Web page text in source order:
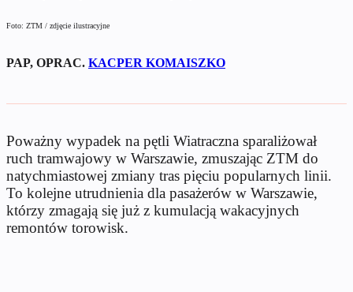
Foto: ZTM / zdjęcie ilustracyjne
PAP, OPRAC. KACPER KOMAISZKO
Poważny wypadek na pętli Wiatraczna sparaliżował
ruch tramwajowy w Warszawie, zmuszając ZTM do
natychmiastowej zmiany tras pięciu popularnych linii.
To kolejne utrudnienia dla pasażerów w Warszawie,
którzy zmagają się już z kumulacją wakacyjnych
remontów torowisk.